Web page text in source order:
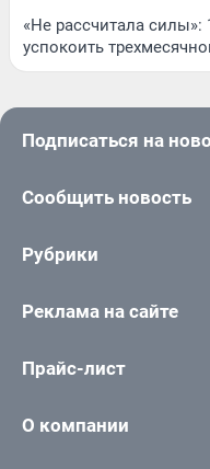
«Не рассчитала силы»:
успокоить
Подписаться на
Сообщить новость
Рубрики
Реклама на сайте
Прайс-лист
О компании